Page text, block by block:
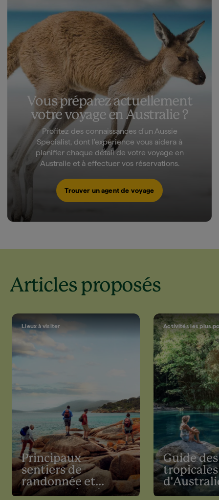
Vous préparez actuellement
votre voyage en Australie ?
Profitez des connaissances d'un Aussie
Specialist, dont l'expérience vous aidera à
planifier chaque détail de votre voyage en
Australie et à effectuer vos réservations.
Trouver un agent de voyage
Articles proposés
Lieux à visiter
Principaux
sentiers de
randonnée et
promenades de
Activités les plus
Guide
tropicales